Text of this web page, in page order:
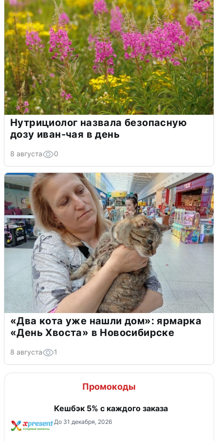
Нутрициолог назвала безопасную
дозу иван-чая в день
8 августа 0
«Два кота уже нашли дом»: ярмарка
«День Хвоста» в Новосибирске
8 августа 1
Промокоды
Кешбэк 5% с каждого заказа
До 31 декабря, 2026